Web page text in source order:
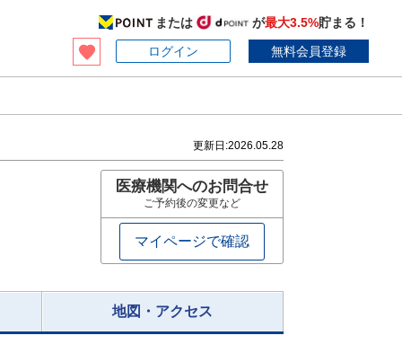
または が最大3.5%貯まる！
ログイン
無料会員登録
更新日:2026.05.28
医療機関へのお問合せ
ご予約後の変更など
マイページで確認
地図・アクセス